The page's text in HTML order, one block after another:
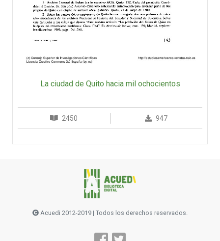
La ciudad de Quito hacia mil ochocientos
2450 947
Acuedi 2012-2019 | Todos los derechos reservados.